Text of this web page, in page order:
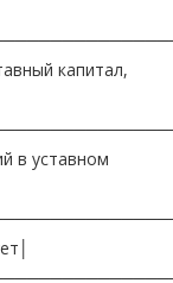
капитал,
в уставном